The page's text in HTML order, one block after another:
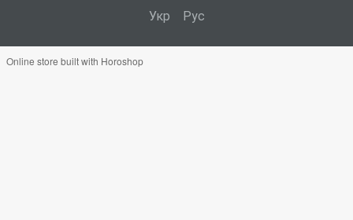
Укр Рус
Online store built with Horoshop